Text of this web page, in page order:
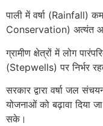
पाली में वर्षा (Rainfall)
Conservation) अत्यंत
ग्रामीण क्षेत्रों में लोग
(Stepwells) पर निर्भर
सरकार द्वारा वर्षा जल
योजनाओं को बढ़ावा दिया
सके।